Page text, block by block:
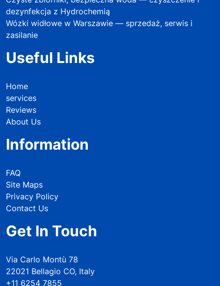
dezynfekcja z Hydrochemią
Wózki widłowe w Warszawie — sprzedaż, serwis i
zasilanie
Useful Links
Home
services
Reviews
About Us
Information
FAQ
Site Maps
Privacy Policy
Contact Us
Get In Touch
Via Carlo Montù 78
22021 Bellagio CO, Italy
+11 6254 7855